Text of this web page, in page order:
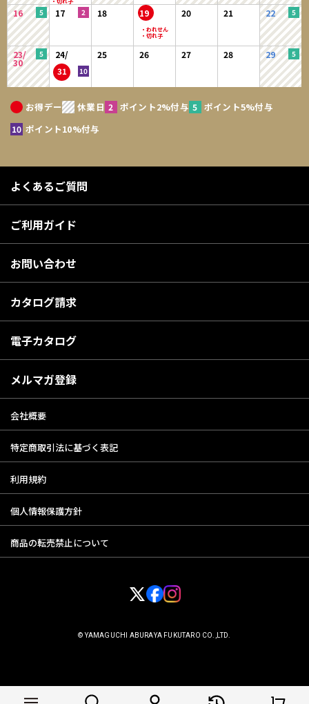
16 17 18 19 20 21 22
23/
30
24/
31
25 26 27 28 29
お得デー 休業日 ポイント2%付与
ポイント5%付与
ポイント10%付与
よくあるご質問
ご利用ガイド
お問い合わせ
カタログ請求
電子カタログ
メルマガ登録
会社概要
特定商取引法に基づく表記
利用規約
個人情報保護方針
商品の転売禁止について
© YAMAGUCHI ABURAYA FUKUTARO CO.,LTD.